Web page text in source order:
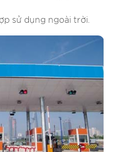
sử dụng ngoài trời.